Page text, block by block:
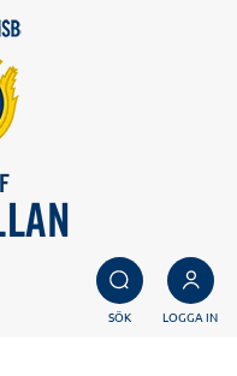
SÖK LOGGA IN